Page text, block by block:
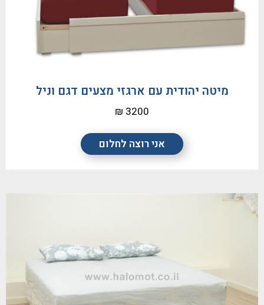
אני רוצה לחלום
מיטה יהודית עם ארגזי מצעים דגם וניל
3200 ₪